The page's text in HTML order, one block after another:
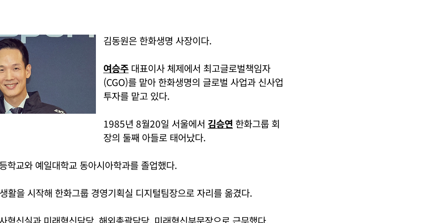
김동원은 한화생명 사장이다.
여승주 대표이사 체제에서 최고글로벌책임자
(CGO)를 맡아 한화생명의 글로벌 사업과 신사업
투자를 맡고 있다.
1985년 8월20일 서울에서 김승연 한화그룹 회
장의 둘째 아들로 태어났다.
학교와 예일대학교 동아시아학과를 졸업했다.
활을 시작해 한화그룹 경영기획실 디지털팀장으로 자리를 옮겼다.
혁신실과 미래혁신담당, 해외총괄담당, 미래혁신부문장으로 근무했다.